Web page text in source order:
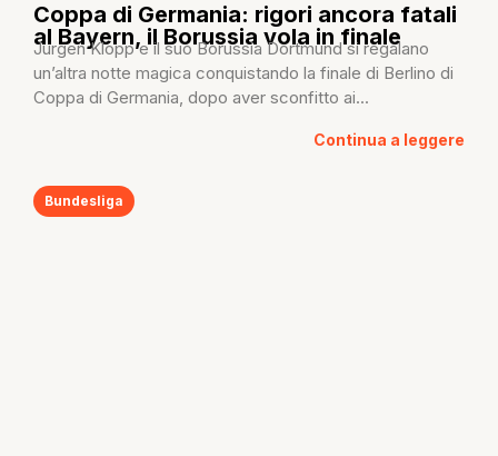
Coppa di Germania: rigori ancora fatali
al Bayern, il Borussia vola in finale
Jurgen Klopp e il suo Borussia Dortmund si regalano
un’altra notte magica conquistando la finale di Berlino di
Coppa di Germania, dopo aver sconfitto ai...
Continua a leggere
Bundesliga